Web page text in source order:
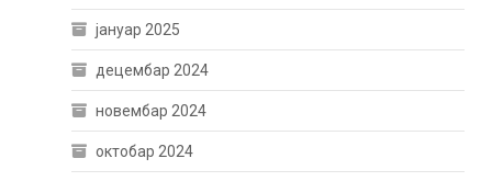
јануар 2025
децембар 2024
новембар 2024
октобар 2024